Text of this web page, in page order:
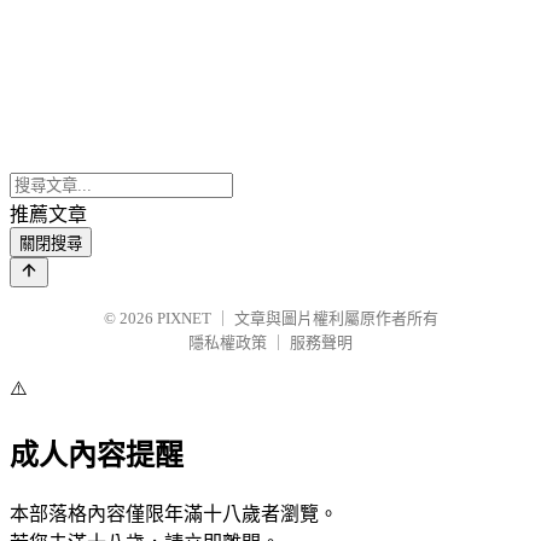
推薦文章
關閉搜尋
© 2026 PIXNET
文章與圖片權利屬原作者所有
隱私權政策
服務聲明
⚠️
成人內容提醒
本部落格內容僅限年滿十八歲者瀏覽。